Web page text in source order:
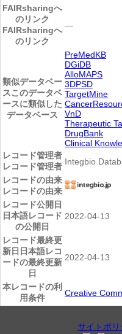
FAIRsharingへ
のリンク
FAIRsharingへ
のリンク
―
類似データベー
スこのデータベ
ースに類似した
データベース
PreMedKB
DGiDB
AlloMAPS
3DPSD
TargetMine
VnD
Therapeutic
DrugBank
Clinical
レコード管理者
レコード管理者 Integbio
レコードの由来
レコードの由来
レコード公開日
日本語レコード
の公開日
2022-04-13
レコード最終更
新日 日本語レコ
ードの最終更新
日
2022-04-13
本レコードの利
用条件
Creative
サイトポリ